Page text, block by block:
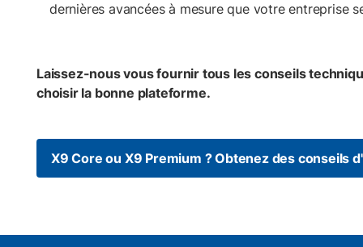
dernières avancées à mesure que votre entreprise
Laissez-nous vous fournir tous les conseils
choisir la bonne plateforme.
X9 Core ou X9 Premium ? Obtenez des conseils